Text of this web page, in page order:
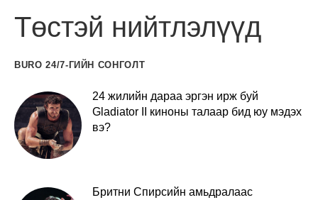
Төстэй нийтлэлүүд
BURO 24/7-ГИЙН СОНГОЛТ
24 жилийн дараа эргэн ирж буй
Gladiator II киноны талаар бид юу мэдэх
вэ?
Бритни Спирсийн амьдралаас